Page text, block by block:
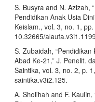
S. Busyra and N. Azizah,
Pendidikan Anak Usia
Keislam., vol. 3, no. 1,
10.32665/
S. Zubaidah,
Abad Ke-21,” J. Penelit.
Saintika, vol. 3, no. 2, p.
saintika.v3i2.125.
A. Sholihah and F.